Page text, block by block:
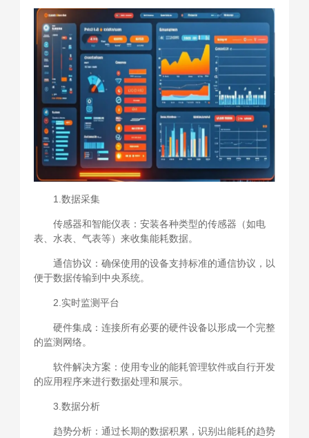
1.数据采集
传感器和智能仪表：安装各种类型的传感器（如电
表、水表、气表等）来收集能耗数据。
通信协议：确保使用的设备支持标准的通信协议，以
便于数据传输到中央系统。
2.实时监测平台
硬件集成：连接所有必要的硬件设备以形成一个完整
的监测网络。
软件解决方案：使用专业的能耗管理软件或自行开发
的应用程序来进行数据处理和展示。
3.数据分析
趋势分析：通过长期的数据积累，识别出能耗的趋势